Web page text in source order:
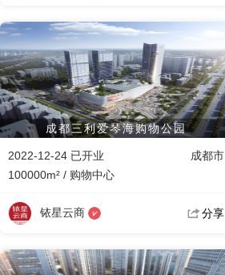
成都三利爱琴海购物公园
2022-12-24 已开业
成都市
100000m² / 购物中心
铱星云商 分享